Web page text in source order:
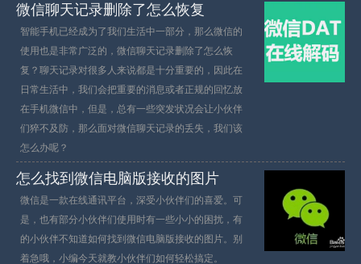
微信聊天记录删除了怎么恢复
智能手机已经成为了我们生活中一部分，那么微信的
使用也是非常广泛的，微信聊天记录删除了怎么恢
复？聊天记录对很多人来说都是十分重要的，因此在
日常生活中，我们会把重要的消息或者正规的回忆放
在手机微信中，但是，总有一些突发状况会让小伙伴
们猝不及防，那么面对微信聊天记录的丢失，我们该
怎么办呢？
怎么找到微信电脑版接收的图片
微信是一款在线通讯平台，深受小伙伴们的喜爱。可
是，也有部分小伙伴们使用时有一些小小的困扰，有
的小伙伴不知道如何找到微信电脑版接收的图片。别
着急哦，小编今天就教小伙伴们如何轻松搞定。